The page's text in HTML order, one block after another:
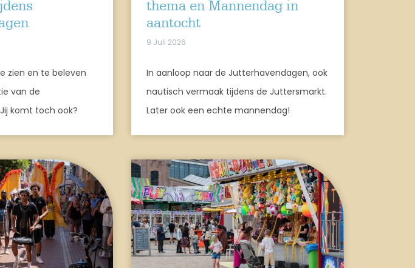
zien en te beleven
van de
komt toch ook?
thema en Mannendag in
aantocht
9 Juli 2026
In aanloop naar de Jutterhavendagen, ook
nautisch vermaak tijdens de Juttersmarkt.
Later ook een echte mannendag!